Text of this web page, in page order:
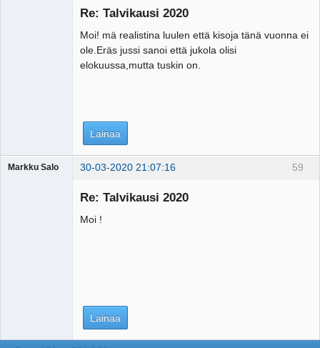
Re: Talvikausi 2020
Moi! mä realistina luulen että kisoja tänä vuonna ei
ole.Eräs jussi sanoi että jukola olisi
elokuussa,mutta tuskin on.
Lainaa
59
Markku Salo 30-03-2020 21:07:16
Re: Talvikausi 2020
Moi !
Lainaa